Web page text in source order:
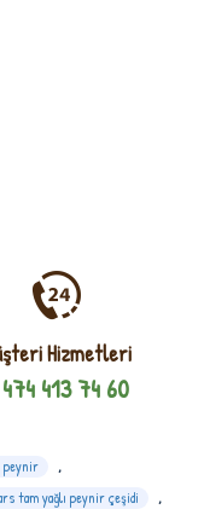
Hizmetleri
413 74 60
peynir
,
tam yağlı peynir çeşidi
,